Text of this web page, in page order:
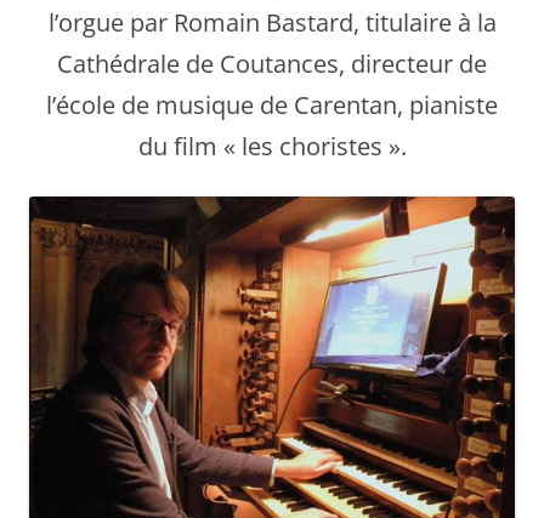
l’orgue par Romain Bastard, titulaire à la
Cathédrale de Coutances, directeur de
l’école de musique de Carentan, pianiste
du film « les choristes ».​